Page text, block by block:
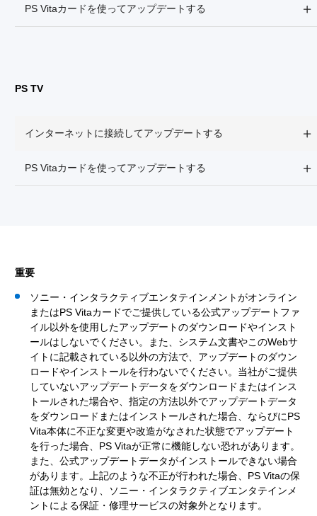
PS Vitaカードを使ってアップデートする
PS TV
インターネットに接続してアップデートする
PS Vitaカードを使ってアップデートする
重要
ソニー・インタラクティブエンタテインメントがオンライン
またはPS Vitaカードでご提供している公式アップデートファ
イル以外を使用したアップデートのダウンロードやインスト
ールはしないでください。また、システム文書やこのWebサ
イトに記載されている以外の方法で、アップデートのダウン
ロードやインストールを行わないでください。当社がご提供
していないアップデートデータをダウンロードまたはインス
トールされた場合や、指定の方法以外でアップデートデータ
をダウンロードまたはインストールされた場合、ならびにPS
Vita本体に不正な変更や改造がなされた状態でアップデート
を行った場合、PS Vitaが正常に機能しない恐れがあります。
また、公式アップデートデータがインストールできない場合
があります。上記のような不正が行われた場合、PS Vitaの保
証は無効となり、ソニー・インタラクティブエンタテインメ
ントによる保証・修理サービスの対象外となります。